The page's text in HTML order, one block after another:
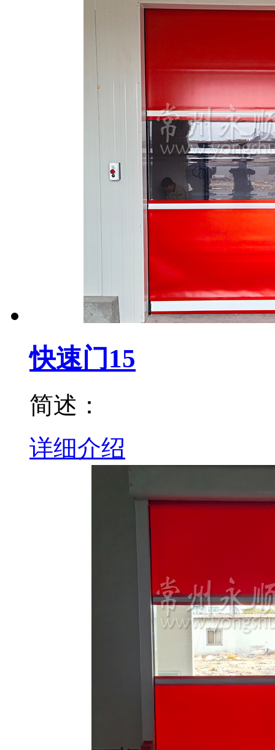
快速门15
简述：
详细介绍